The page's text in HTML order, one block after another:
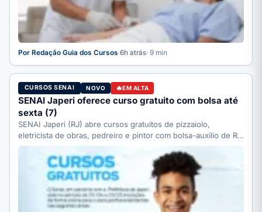
Por Redação Guia dos Cursos·6h atrás· 9 min
CURSOS SENAI NOVO EM ALTA
SENAI Japeri oferece curso gratuito com bolsa até
sexta (7)
SENAI Japeri (RJ) abre cursos gratuitos de pizzaiolo,
eletricista de obras, pedreiro e pintor com bolsa-auxílio de R$
…